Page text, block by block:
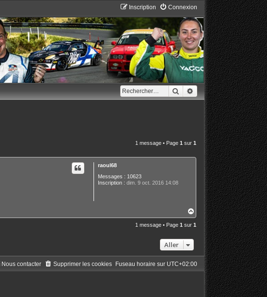
Connexion
Inscription
RechercherRecherche avancée
1 message • Page 1 sur 1
raoul68
Messages : 10623
Inscription : dim. 9 oct. 2016 14:08
a
u
1 message • Page 1 sur 1
Aller
Fuseau horaire sur UTC+02:00
Supprimer les cookies
Nous contacter